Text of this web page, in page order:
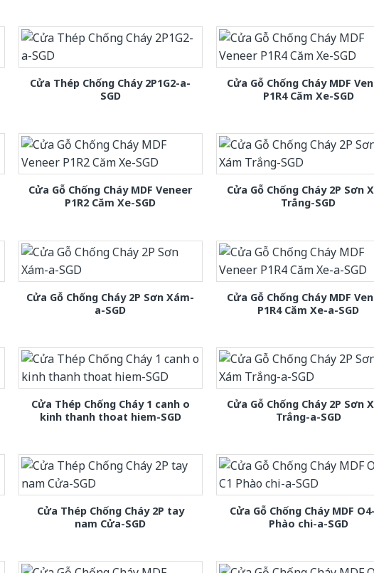
Cửa Thép Chống Cháy 2P1G2-a-
SGD
Cửa Gỗ Chống Cháy MDF
P1R4 Căm Xe-SGD
Cửa Gỗ Chống Cháy MDF Veneer
P1R2 Căm Xe-SGD
Cửa Gỗ Chống Cháy 2P Sơn
Trắng-SGD
Cửa Gỗ Chống Cháy 2P Sơn Xám-
a-SGD
Cửa Gỗ Chống Cháy MDF
P1R4 Căm Xe-a-SGD
Cửa Thép Chống Cháy 1 canh o
kinh thanh thoat hiem-SGD
Cửa Gỗ Chống Cháy 2P Sơn
Trắng-a-SGD
Cửa Thép Chống Cháy 2P tay
nam Cửa-SGD
Cửa Gỗ Chống Cháy MDF
Phào chi-a-SGD